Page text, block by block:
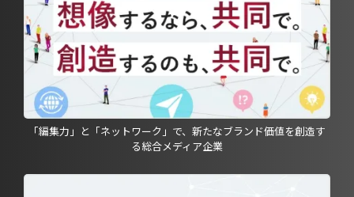
「編集力」と「ネットワーク」で、新たなブランド価値を創造す
る総合メディア企業